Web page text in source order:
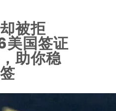
被拒
美国签证
助你稳